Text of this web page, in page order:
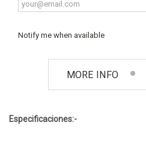
Notify me when available
MORE INFO
Especificaciones:-